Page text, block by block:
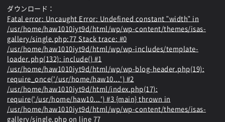
ダウンロード：
Fatal error: Uncaught Error: Undefined constant "width" in
/usr/home/haw1010iyt9d/html/wp/wp-content/themes/isas-
gallery/single.php:77 Stack trace: #0
/usr/home/haw1010iyt9d/html/wp/wp-includes/template-
loader.php(132): include() #1
/usr/home/haw1010iyt9d/html/wp/wp-blog-header.php(19):
require_once('/usr/home/haw10...') #2
/usr/home/haw1010iyt9d/html/index.php(17):
require('/usr/home/haw10...') #3 {main} thrown in
/usr/home/haw1010iyt9d/html/wp/wp-content/themes/isas-
gallery/single.php on line 77